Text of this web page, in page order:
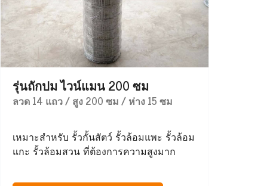
รุ่นถักปม ไวน์แมน 200 ซม
ลวด 14 แถว / สูง 200 ซม / ห่าง 15 ซม
เหมาะสำหรับ รั้วกั้นสัตว์ รั้วล้อมแพะ รั้วล้อม
แกะ รั้วล้อมสวน ที่ต้องการความสูงมาก